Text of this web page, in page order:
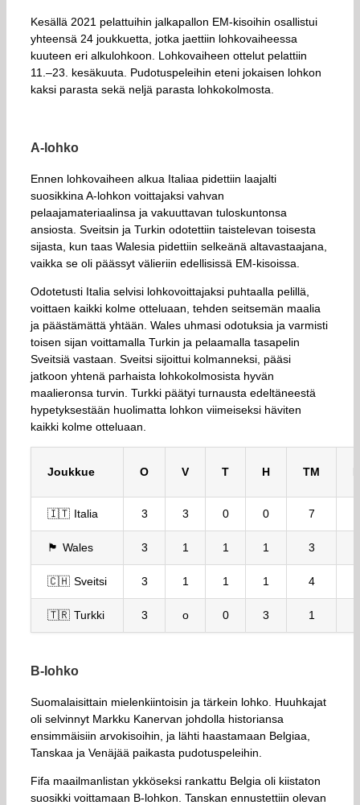
Kesällä 2021 pelattuihin jalkapallon EM-kisoihin osallistui
yhteensä 24 joukkuetta, jotka jaettiin lohkovaiheessa
kuuteen eri alkulohkoon. Lohkovaiheen ottelut pelattiin
11.–23. kesäkuuta. Pudotuspeleihin eteni jokaisen lohkon
kaksi parasta sekä neljä parasta lohkokolmosta.
A-lohko
Ennen lohkovaiheen alkua Italiaa pidettiin laajalti
suosikkina A-lohkon voittajaksi vahvan
pelaajamateriaalinsa ja vakuuttavan tuloskuntonsa
ansiosta. Sveitsin ja Turkin odotettiin taistelevan toisesta
sijasta, kun taas Walesia pidettiin selkeänä altavastaajana,
vaikka se oli päässyt välieriin edellisissä EM-kisoissa.
Odotetusti Italia selvisi lohkovoittajaksi puhtaalla pelillä,
voittaen kaikki kolme otteluaan, tehden seitsemän maalia
ja päästämättä yhtään. Wales uhmasi odotuksia ja varmisti
toisen sijan voittamalla Turkin ja pelaamalla tasapelin
Sveitsiä vastaan. Sveitsi sijoittui kolmanneksi, pääsi
jatkoon yhtenä parhaista lohkokolmosista hyvän
maalieronsa turvin. Turkki päätyi turnausta edeltäneestä
hypetyksestään huolimatta lohkon viimeiseksi häviten
kaikki kolme otteluaan.
Joukkue O V T H TM
🇮🇹 Italia 3 3 0 0 7
🏴󠁧󠁢󠁷󠁬󠁳󠁿 Wales 3 1 1 1 3
🇨🇭 Sveitsi 3 1 1 1 4
🇹🇷 Turkki 3 o 0 3 1
B-lohko
Suomalaisittain mielenkiintoisin ja tärkein lohko. Huuhkajat
oli selvinnyt Markku Kanervan johdolla historiansa
ensimmäisiin arvokisoihin, ja lähti haastamaan Belgiaa,
Tanskaa ja Venäjää paikasta pudotuspeleihin.
Fifa maailmanlistan ykköseksi rankattu Belgia oli kiistaton
suosikki voittamaan B-lohkon. Tanskan ennustettiin olevan